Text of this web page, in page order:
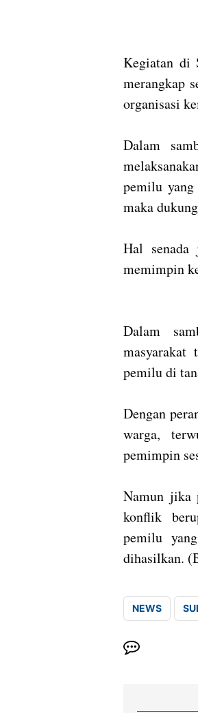
Kegiatan di
merangkap
organisasi
Dalam
pemilu
maka
Hal senada
memimpin
Dalam
masyarakat
pemilu di
Dengan
warga,
pemimpin
Namun jika
konflik
pemilu
dihasilkan.
NEWS